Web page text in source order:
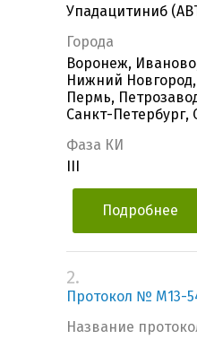
Упадацитиниб
Города
Воронеж,
Нижний
Пермь,
Санкт-Петербург,
Фаза КИ
Подробнее
2.
Протокол № М13-
Название